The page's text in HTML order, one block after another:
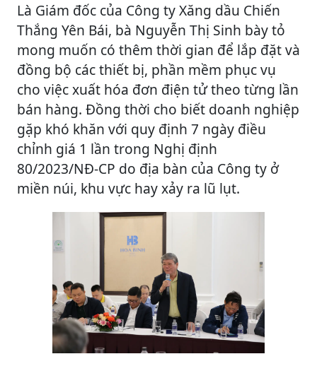
Là Giám đốc của Công ty Xăng dầu Chiến
Thắng Yên Bái, bà Nguyễn Thị Sinh bày tỏ
mong muốn có thêm thời gian để lắp đặt và
đồng bộ các thiết bị, phần mềm phục vụ
cho việc xuất hóa đơn điện tử theo từng lần
bán hàng. Đồng thời cho biết doanh nghiệp
gặp khó khăn với quy định 7 ngày điều
chỉnh giá 1 lần trong Nghị định
80/2023/NĐ-CP do địa bàn của Công ty ở
miền núi, khu vực hay xảy ra lũ lụt.